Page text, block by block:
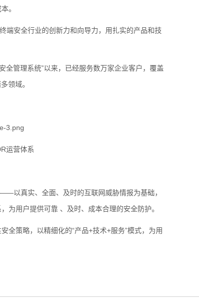
。
端安全行业的创新力和向导力，用扎实的产品和技
全管理系统”以来，已经服务数万家企业客户，覆盖
领域。
运营体系
以真实、全面、及时的互联网威胁情报为基础，
为用户提供可靠 、及时、成本合理的安全防护。
全策略，以精细化的“产品+技术+服务”模式，为用